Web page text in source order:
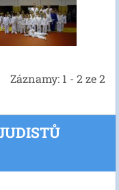
Záznamy: 1 - 2 ze 2